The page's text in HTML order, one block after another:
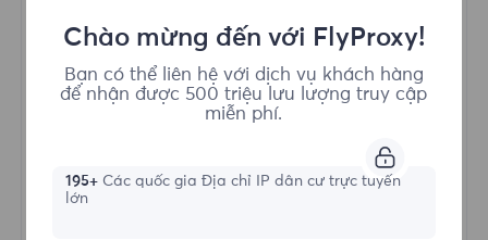
Proxy Dân cư Tĩnh
Hình thức bắt đầu
Chào mừng đến với FlyProxy!
Bạn có thể liên hệ với dịch vụ khách hàng
để nhận được 500 triệu lưu lượng truy cập
miễn phí.
195+Các quốc gia Địa chỉ IP dân cư trực tuyến
lớn